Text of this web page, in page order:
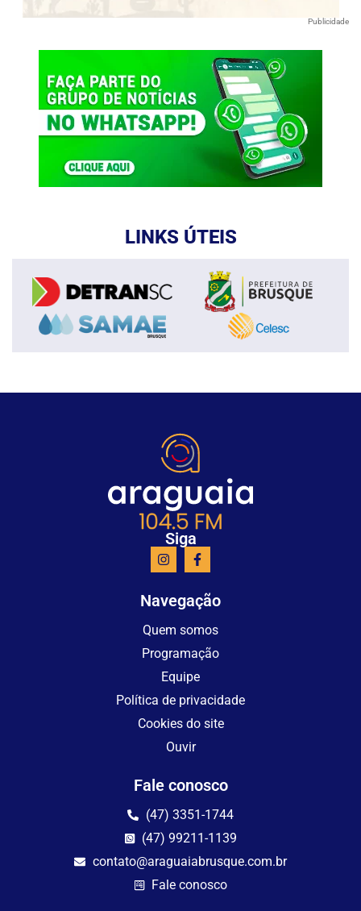
Publicidade
LINKS ÚTEIS
Siga
Navegação
Quem somos
Programação
Equipe
Política de privacidade
Cookies do site
Ouvir
Fale conosco
(47) 3351-1744
(47) 99211-1139
contato@araguaiabrusque.com.br
Fale conosco